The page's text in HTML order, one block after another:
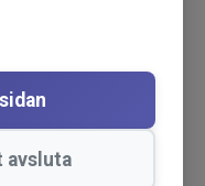
får du lära
styrningen av
kopplas till
kring för-
avsluta